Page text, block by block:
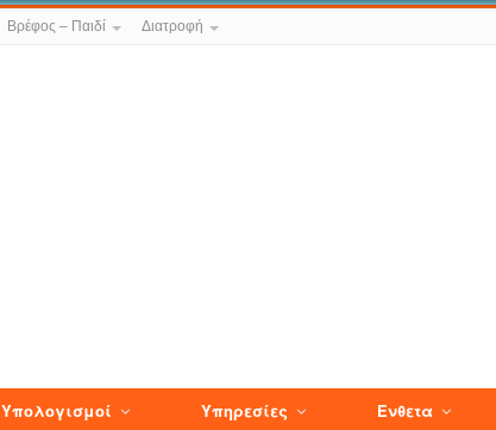
Βρέφος – Παιδί Διατροφή
Υπολογισμοί Υπηρεσίες Ενθετα